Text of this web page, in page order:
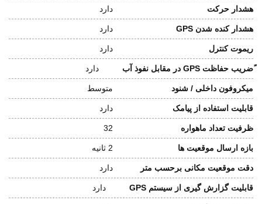
هشدار حرکت دارد
هشدار کنده شدن GPS دارد
ریموت کنترل دارد
ًضریب حفاظت GPS در مقابل نفوذ آب دارد
میکروفون داخلی / شنود متوسط
قابلیت استفاده از پیامک دارد
ظرفیت تعداد ماهواره 32
بازه ارسال موقعیت ها 2 ثانیه
دقت موقعیت مکانی برحسب متر دارد
قابلیت گزارش گیری از سیستم GPS دارد